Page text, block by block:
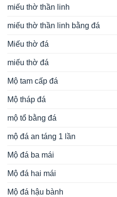
miếu thờ thần linh
miếu thờ thần linh bằng đá
Miếu thờ đá
miếu thờ đá
Mộ tam cấp đá
Mộ tháp đá
mộ tổ bằng đá
mộ đá an táng 1 lần
Mộ đá ba mái
Mộ đá hai mái
Mộ đá hậu bành